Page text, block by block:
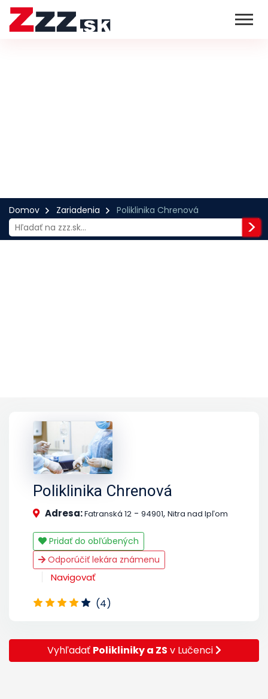
Domov Zariadenia Poliklinika Chrenová
Poliklinika Chrenová
Adresa:Fatranská 12 - 94901, Nitra nad Ipľom
Pridať do obľúbených
Odporúčiť lekára známenu
Navigovať
(4)
Vyhľadať Polikliniky a ZS v Lučenci